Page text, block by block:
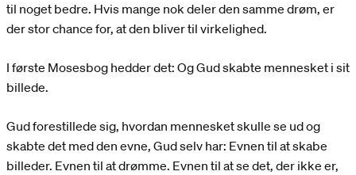
til noget bedre. Hvis mange nok deler den samme drøm, er
der stor chance for, at den bliver til virkelighed.
I første Mosesbog hedder det: Og Gud skabte mennesket i sit
billede.
Gud forestillede sig, hvordan mennesket skulle se ud og
skabte det med den evne, Gud selv har: Evnen til at skabe
billeder. Evnen til at drømme. Evnen til at se det, der ikke er,